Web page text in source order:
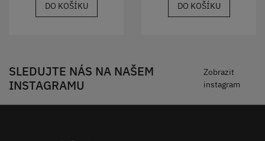
DO KOŠÍKU DO KOŠÍKU
SLEDUJTE NÁS NA NAŠEM
INSTAGRAMU
Zobrazit
instagram